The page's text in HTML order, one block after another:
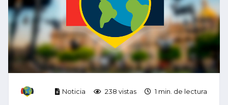
Noticia 238 vistas 1 min. de lectura